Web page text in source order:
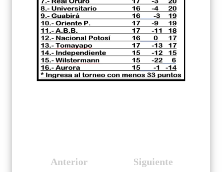
Siguiente
Anterior